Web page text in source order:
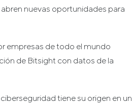
nuevas oportunidades para
empresas de todo el mundo
de Bitsight con datos de la
tiene su origen en un